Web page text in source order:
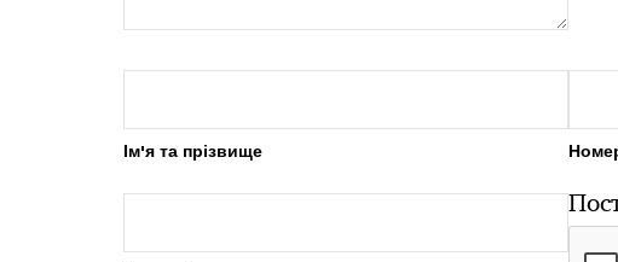
Ім'я та прізвище